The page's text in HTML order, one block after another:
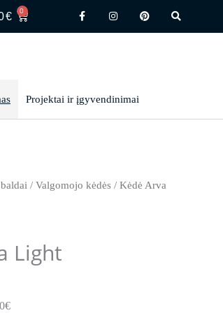
€ 0
a
c
e
n
t
i
n
t
e
a
r
Projektai ir įgyvendinimai
/ Valgomojo kėdės/ Kėdė Arva
Light
€Price